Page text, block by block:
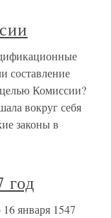
составление
Комиссии?
вокруг себя
законы в
год
января 1547